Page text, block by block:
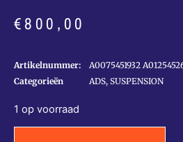
€800,00
Artikelnummer:
A0075451932
Categorieën
ADS, SUSPENSION
1 op voorraad